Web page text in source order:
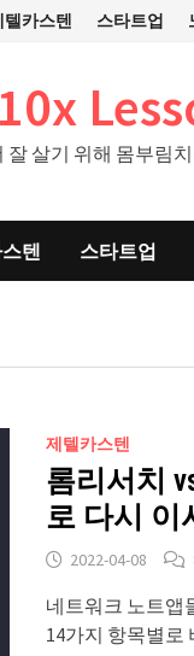
텔카스텐 스타트업
10x
잘 살기 위해 몸부림
텐 스타트업
제텔카스텐
롬리서치
로 다시 이
2022-04-08
네트워크 노트앱
14가지 항목별로